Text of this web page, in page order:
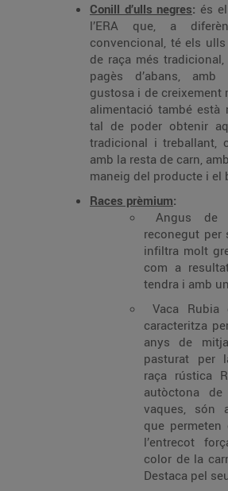
Conill d’ulls negres: és
l’ERA que, a
convencional, té els
de raça més
pagès d’abans,
gustosa i de creixement
alimentació també està
tal de poder obtenir
tradicional i treballant,
amb la resta de carn,
maneig del producte i el
Races prèmium:
Angus de
reconegut per
infiltra molt
com a
tendra i amb
Vaca Rubia
caracteritza
anys de
pasturat per
raça rústica
autòctona
vaques, són
que
l’entrecot
color de la
Destaca pel